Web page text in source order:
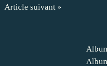
Article suivant »